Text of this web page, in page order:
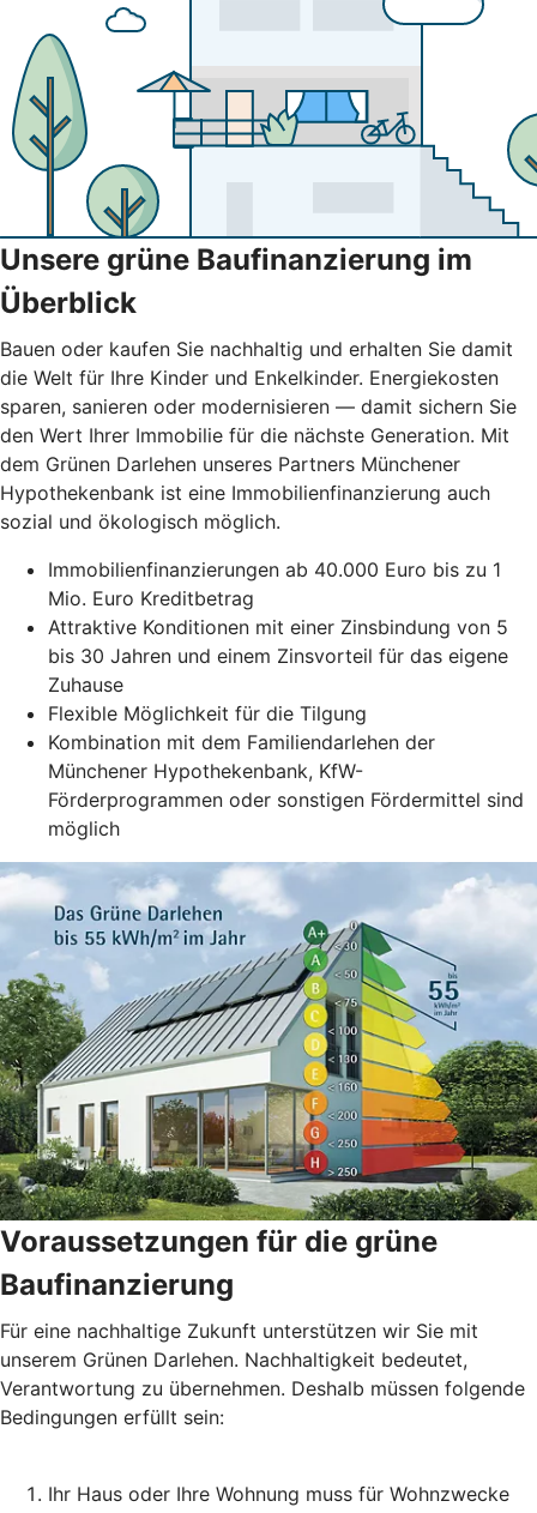
Unsere grüne Baufinanzierung im
Überblick
Bauen oder kaufen Sie nachhaltig und erhalten Sie damit
die Welt für Ihre Kinder und Enkelkinder. Energiekosten
sparen, sanieren oder modernisieren — damit sichern Sie
den Wert Ihrer Immobilie für die nächste Generation. Mit
dem Grünen Darlehen unseres Partners Münchener
Hypothekenbank ist eine Immobilienfinanzierung auch
sozial und ökologisch möglich.
Immobilienfinanzierungen ab 40.000 Euro bis zu 1
Mio. Euro Kreditbetrag
Attraktive Konditionen mit einer Zinsbindung von 5
bis 30 Jahren und einem Zinsvorteil für das eigene
Zuhause
Flexible Möglichkeit für die Tilgung
Kombination mit dem Familiendarlehen der
Münchener Hypothekenbank, KfW-
Förderprogrammen oder sonstigen Fördermittel sind
möglich
Voraussetzungen für die grüne
Baufinanzierung
Für eine nachhaltige Zukunft unterstützen wir Sie mit
unserem Grünen Darlehen. Nachhaltigkeit bedeutet,
Verantwortung zu übernehmen. Deshalb müssen folgende
Bedingungen erfüllt sein:
Ihr Haus oder Ihre Wohnung muss für Wohnzwecke